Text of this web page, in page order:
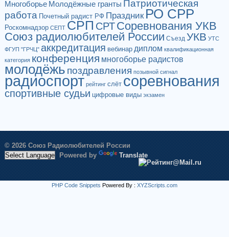
Многоборье Молодёжные гранты Патриотическая
работа Почетный радист РФ Праздник РО СРР
Роскомнадзор СЕПТ СРП СРТСоревнования УКВ
Союз радиолюбителей России Съезд УКВ УТС
ФГУП "ГРЧЦ" аккредитация вебинар диплом квалификационная
категория конференция многоборье радистов
молодёжь поздравления позывной сигнал
радиоспорт рейтинг слёт соревнования
спортивные судьи цифровые виды экзамен
© 2026 Союз Радиолюбителей России
Powered by
Translate
PHP Code Snippets Powered By : XYZScripts.com